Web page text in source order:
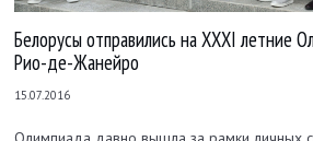
Белорусы отправились на XXXI летние
Рио-де-Жанейро
15.07.2016